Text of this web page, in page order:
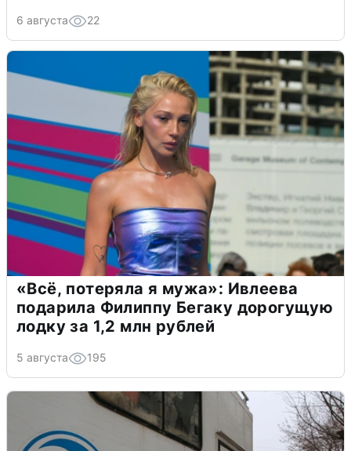
6 августа 22
«Всё, потеряла я мужа»: Ивлеева
подарила Филиппу Бегаку дорогущую
лодку за 1,2 млн рублей
5 августа 195